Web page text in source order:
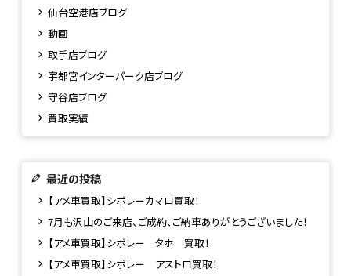
仙台空港店ブログ
動画
取手店ブログ
宇都宮インターパーク店ブログ
守谷店ブログ
買取実績
最近の投稿
【アメ車買取】シボレーカマロ買取！
7月も沢山のご来店、ご成約、ご納車ありがとうございました！
【アメ車買取】シボレー タホ 買取！
【アメ車買取】シボレー アストロ買取！